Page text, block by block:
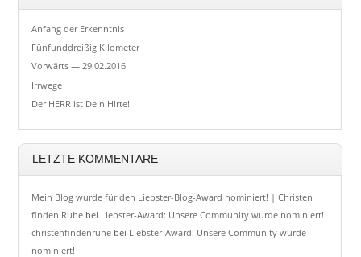
Anfang der Erkenntnis
Fünfunddreißig Kilometer
Vorwärts — 29.02.2016
Irrwege
Der HERR ist Dein Hirte!
LETZTE KOMMENTARE
Mein Blog wurde für den Liebster-Blog-Award nominiert! | Christen
finden Ruhe bei Liebster-Award: Unsere Community wurde nominiert!
christenfindenruhe bei Liebster-Award: Unsere Community wurde
nominiert!